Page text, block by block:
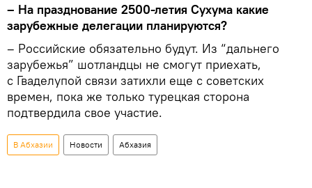
– На празднование 2500-летия Сухума какие
зарубежные делегации планируются?
– Российские обязательно будут. Из “дальнего
зарубежья” шотландцы не смогут приехать,
с Гваделупой связи затихли еще с советских
времен, пока же только турецкая сторона
подтвердила свое участие.
В Абхазии Новости Абхазия